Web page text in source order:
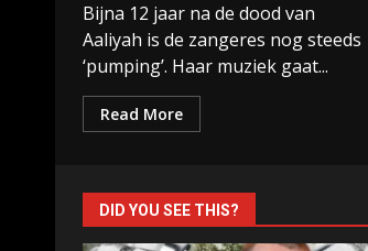
Bijna 12 jaar na de dood van
Aaliyah is de zangeres nog steeds
‘pumping’. Haar muziek gaat...
Read More
DID YOU SEE THIS?